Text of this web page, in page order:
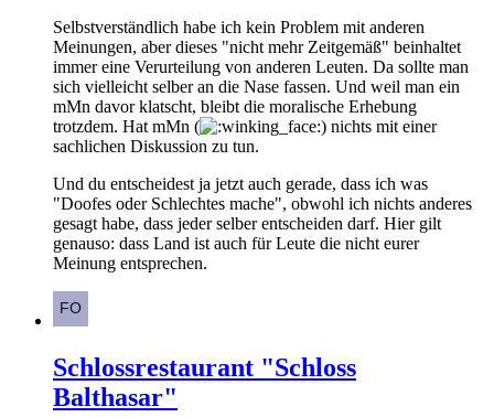
Selbstverständlich habe ich kein Problem mit anderen
Meinungen, aber dieses "nicht mehr Zeitgemäß" beinhaltet
immer eine Verurteilung von anderen Leuten. Da sollte man
sich vielleicht selber an die Nase fassen. Und weil man ein
mMn davor klatscht, bleibt die moralische Erhebung
trotzdem. Hat mMn (
) nichts mit einer
sachlichen Diskussion zu tun.
Und du entscheidest ja jetzt auch gerade, dass ich was
"Doofes oder Schlechtes mache", obwohl ich nichts anderes
gesagt habe, dass jeder selber entscheiden darf. Hier gilt
genauso: dass Land ist auch für Leute die nicht eurer
Meinung entsprechen.
Schlossrestaurant "Schloss
Balthasar"